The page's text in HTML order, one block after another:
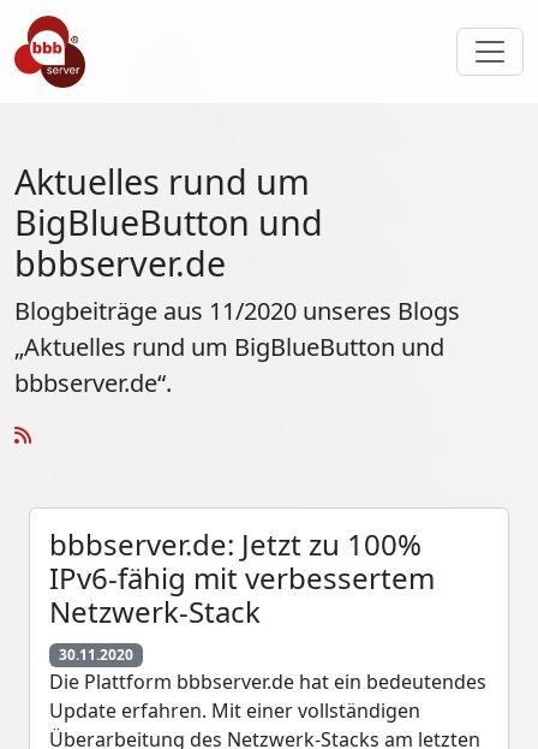
Aktuelles rund um
BigBlueButton und
bbbserver.de
Blogbeiträge aus 11/2020 unseres Blogs
„Aktuelles rund um BigBlueButton und
bbbserver.de“.
bbbserver.de: Jetzt zu 100%
IPv6-fähig mit verbessertem
Netzwerk-Stack
30.11.2020
Die Plattform bbbserver.de hat ein bedeutendes
Update erfahren. Mit einer vollständigen
Überarbeitung des Netzwerk-Stacks am letzten